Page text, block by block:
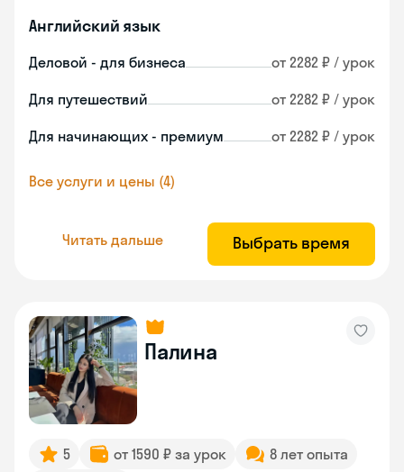
Английский язык
Деловой - для бизнеса от 2282 ₽ / урок
Для путешествий от 2282 ₽ / урок
Для начинающих - премиум от 2282 ₽ / урок
Все услуги и цены (4)
Читать дальше Выбрать время
Палина
5 от 1590 ₽ за урок
8 лет опыта